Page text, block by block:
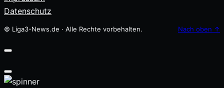
Datenschutz
© Liga3-News.de · Alle Rechte vorbehalten. Nach oben ↑